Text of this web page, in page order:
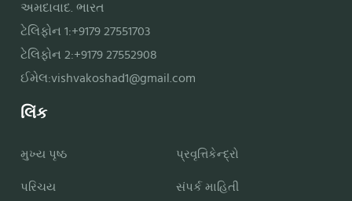
અમદાવાદ. ભારત
ટેલિફોન 1:+9179 27551703
ટેલિફોન 2:+9179 27552908
ઈમેલ:vishvakoshad1@gmail.com
લિંક
મુખ્ય પૃષ્ઠ
પરિચય
પ્રવૃત્તિકેન્દ્રો
સંપર્ક માહિતી